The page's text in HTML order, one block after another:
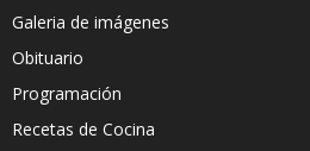
Galeria de imágenes
Obituario
Programación
Recetas de Cocina